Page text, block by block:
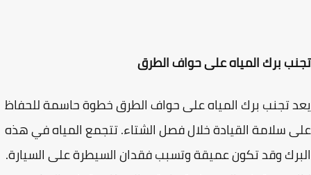
برك المياه على حواف الطرق
تجنب برك المياه على حواف الطرق خطوة حاسمة للحفاظ
سلامة القيادة خلال فصل الشتاء. تتجمع المياه في هذه
وقد تكون عميقة وتسبب فقدان السيطرة على السيارة.